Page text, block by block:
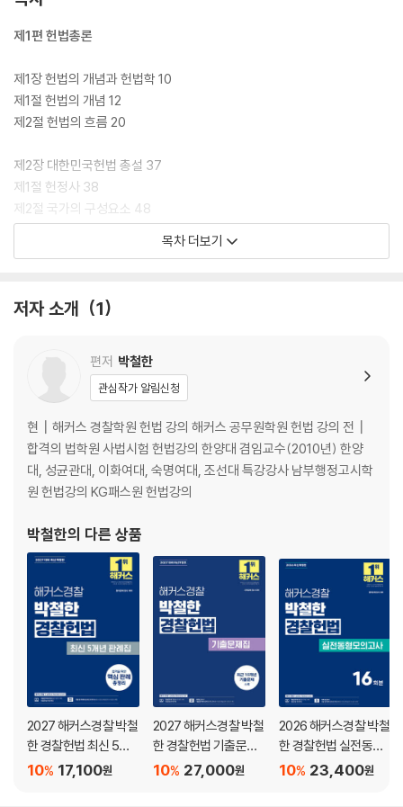
제1편 헌법총론
제1장 헌법의 개념과 헌법학 10
제1절 헌법의 개념 12
제2절 헌법의 흐름 20
제2장 대한민국헌법 총설 37
제1절 헌정사 38
제2절 국가의 구성요소 48
제3절 대한민국헌법의 기본원리 67
제1장 기본권 총론 114
제2절 기본권의 효력 121
제3절 기본권의 경합과 충돌 124
제4절 기본권의 제한과 한계 129
제5절 기본권의 침해와 구제 137
제2장 인간의 존엄과 가치ㆍ행복추구권ㆍ평등권 152
제1절 인간의 존엄과 가치 · 행복추구권 153
제3장 자유권적 기본권 189
제1절 인신에 관한 자유 191
제2절 사생활영역의 자유 234
제3절 정신생활영역의 자유 263
제4절 경제생활영역의 자유 318
제4장 정치적 기본권(참정권) 354
제1절 정치제도의 기본원리 356
제2절 직접참정권 358
제3절 정당의 자유 361
제4절 선거의 자유 377
목차 더보기
저자 소개 1
편저 박철한
관심작가 알림신청
현┃해커스 경찰학원 헌법 강의 해커스 공무원학원 헌법 강의 전┃
합격의 법학원 사법시험 헌법강의 한양대 겸임교수(2010년) 한양
대, 성균관대, 이화여대, 숙명여대, 조선대 특강강사 남부행정고시학
원 헌법강의 KG패스원 헌법강의
박철한의 다른 상품
2027 해커스경찰 박철
한 경찰헌법 최신 5개
년 판례집17,100원
10%
2027 해커스경찰 박철
한 경찰헌법 기출문제
집 (경찰공무원)
27,000원
10%
2026 해커스경찰 박철
한 경찰헌법 실전동형
모의고사 (경찰공무원)
23,400원
10%